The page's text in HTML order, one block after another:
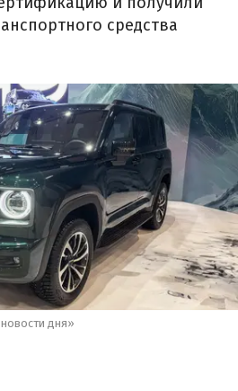
средства
дня»